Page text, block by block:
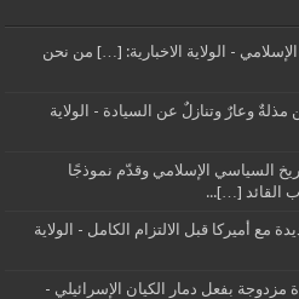
- الولاية الاخبارية: […] من نحن
وعارٌ وتنازلٌ عن السيادة - الولاية
السياسي الإسلامي وقدّم نموذجًا
القائد […]...
مع أميركا قبل الالتزام الكامل - الولاية
بفعل دمار الكيان الإسرائيلي -